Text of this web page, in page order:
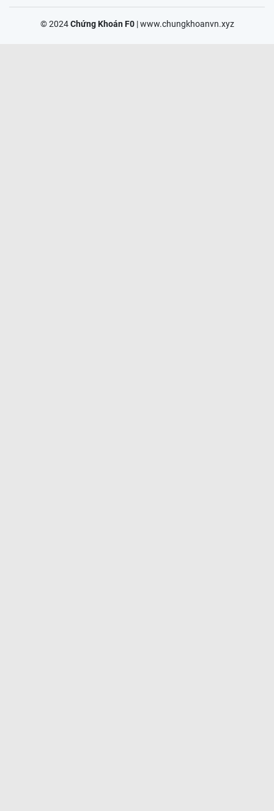
© 2024Chứng Khoán F0|www.chungkhoanvn.xyz